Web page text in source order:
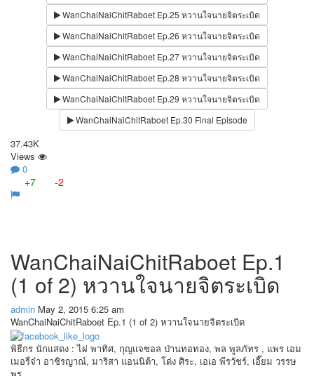
WanChaiNaiChitRaboet Ep.25 หวานใจนายจิตระเบิด
WanChaiNaiChitRaboet Ep.26 หวานใจนายจิตระเบิด
WanChaiNaiChitRaboet Ep.27 หวานใจนายจิตระเบิด
WanChaiNaiChitRaboet Ep.28 หวานใจนายจิตระเบิด
WanChaiNaiChitRaboet Ep.29 หวานใจนายจิตระเบิด
WanChaiNaiChitRaboet Ep.30 Final Episode
37.43K
Views
0
+7 -2
WanChaiNaiChitRaboet Ep.1
(1 of 2) หวานใจนายจิตระเบิด
admin May 2, 2015 6:25 am
WanChaiNaiChitRaboet Ep.1 (1 of 2) หวานใจนายจิตระเบิด
พิธีกร นักแสดง : ไผ่ พาทิศ, กุญแจซอล ป่านทอทอง, พล พูลภัทร , แพร เอม
เมอรี่จ๋า อาชิรญาณ์, มาริสา แอนนิต้า, โด่ง ศิระ, เอเอ พีรวัชร์, เอี๊ยม วรรษ
พร